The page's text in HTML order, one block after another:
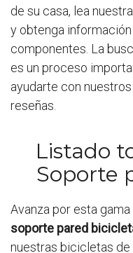
de su casa, lea
y obtenga
componentes. La
es un proceso
ayudarte con
reseñas.
Listado
Soporte
Avanza por esta
soporte pared
nuestras bicicletas de